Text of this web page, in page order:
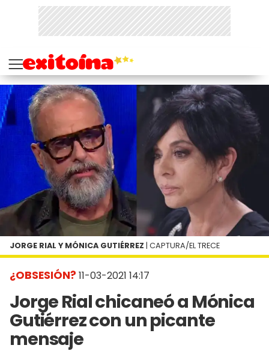
¿OBSESIÓN? 11-03-2021 14:17
Jorge Rial chicaneó a Mónica
Gutiérrez con un picante
mensaje
JORGE RIAL Y MÓNICA GUTIÉRREZ | CAPTURA/EL TRECE